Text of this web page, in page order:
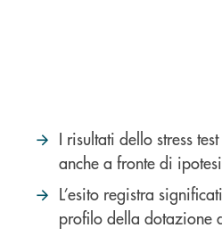
I risultati dello stress
anche a fronte di
L’esito registra
profilo della dotazione